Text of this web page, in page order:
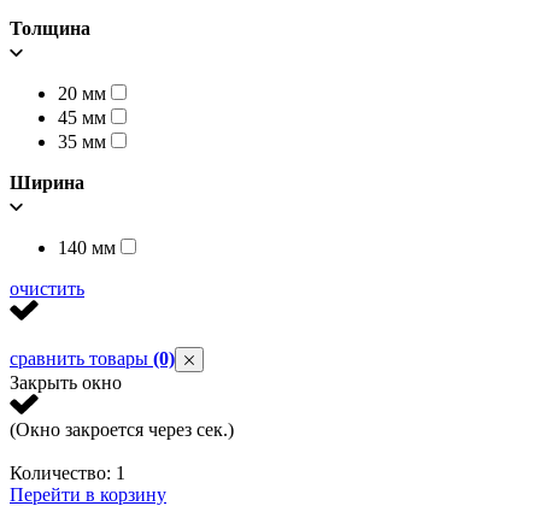
Толщина
20 мм
45 мм
35 мм
Ширина
140 мм
очистить
сравнить товары (0)
Закрыть окно
(Окно закроется через сек.)
Количество: 1
Перейти в корзину